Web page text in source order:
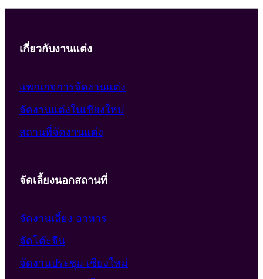
เกี่ยวกับงานแต่ง
แพกเกจการจัดงานแต่ง
จัดงานแต่งในเชียงใหม่
สถานที่จัดงานแต่ง
จัดเลี้ยงนอกสถานที่
จัดงานเลี้ยง อาหาร
จัดโต๊ะจีน
จัดงานประชุม เชียงใหม่